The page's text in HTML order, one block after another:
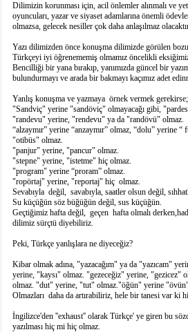
Dilimizin korunması için, acil önlemler alınmalı ve
oyuncuları, yazar ve siyaset adamlarına önemli
olmazsa, gelecek nesiller çok daha anlaşılmaz
Yazı dilimizden önce konuşma dilimizde görülen
Türkçeyi iyi öğrenememiş olmamız öncelikli
Bencilliği bir yana bırakıp, yanımızda güncel bir
bulundurmayı ve arada bir bakmayı kaçımız adet
Yanlış konuşma ve yazmaya örnek vermek gerekirse;
"Sandviç" yerine "sandöviç" olmayacağı gibi,
"randevu" yerine, "rendevu" ya da "randövü" olmaz.
“alzaymır” yerine “anzaymır” olmaz, “dolu” yerine
"otibüs" olmaz.
"panjur" yerine, "pancur" olmaz.
"stepne" yerine, "istetme" hiç olmaz.
"program" yerine “proram” olmaz.
"ropörtaj" yerine, "reportaj" hiç olmaz.
Sevabıyla değil, savabıyla, saatler olsun değil,
Su küçüğün söz büğüğün değil, sus küçüğün.
Geçtiğimiz hafta değil, geçen hafta olmalı
dilimiz sürçtü diyebiliriz.
Peki, Türkçe yanlışlara ne diyeceğiz?
Kibar olmak adına, "yazacağım" ya da "yazıcam"
yerine, "kaysı" olmaz. "gezeceğiz" yerine, "gezicez"
olmaz. "dut" yerine, "tut" olmaz."öğün" yerine
Olmazları daha da artırabiliriz, hele bir tanesi var ki
İngilizce'den ''exhaust'' olarak Türkçe' ye giren bu
yazılması hiç mi hiç olmaz.